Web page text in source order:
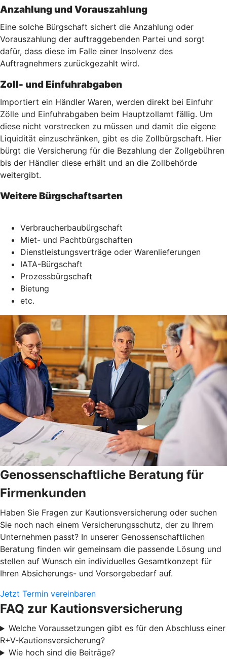
Anzahlung und Vorauszahlung
Eine solche Bürgschaft sichert die Anzahlung oder
Vorauszahlung der auftraggebenden Partei und sorgt
dafür, dass diese im Falle einer Insolvenz des
Auftragnehmers zurückgezahlt wird.
Zoll- und Einfuhrabgaben
Importiert ein Händler Waren, werden direkt bei Einfuhr
Zölle und Einfuhrabgaben beim Hauptzollamt fällig. Um
diese nicht vorstrecken zu müssen und damit die eigene
Liquidität einzuschränken, gibt es die Zollbürgschaft. Hier
bürgt die Versicherung für die Bezahlung der Zollgebühren
bis der Händler diese erhält und an die Zollbehörde
weitergibt.
Weitere Bürgschaftsarten
Verbraucherbaubürgschaft
Miet- und Pachtbürgschaften
Dienstleistungsverträge oder Warenlieferungen
IATA-Bürgschaft
Prozessbürgschaft
Bietung
etc.
Genossenschaftliche Beratung für
Firmenkunden
Haben Sie Fragen zur Kautionsversicherung oder suchen
Sie noch nach einem Versicherungsschutz, der zu Ihrem
Unternehmen passt? In unserer Genossenschaftlichen
Beratung finden wir gemeinsam die passende Lösung und
stellen auf Wunsch ein individuelles Gesamtkonzept für
Ihren Absicherungs- und Vorsorgebedarf auf.
Jetzt Termin vereinbaren
FAQ zur Kautionsversicherung
Welche Voraussetzungen gibt es für den Abschluss einer
R+V-Kautionsversicherung?
Wie hoch sind die Beiträge?